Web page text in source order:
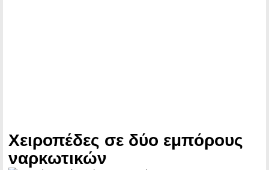
Χειροπέδες σε δύο εμπόρους
ναρκωτικών